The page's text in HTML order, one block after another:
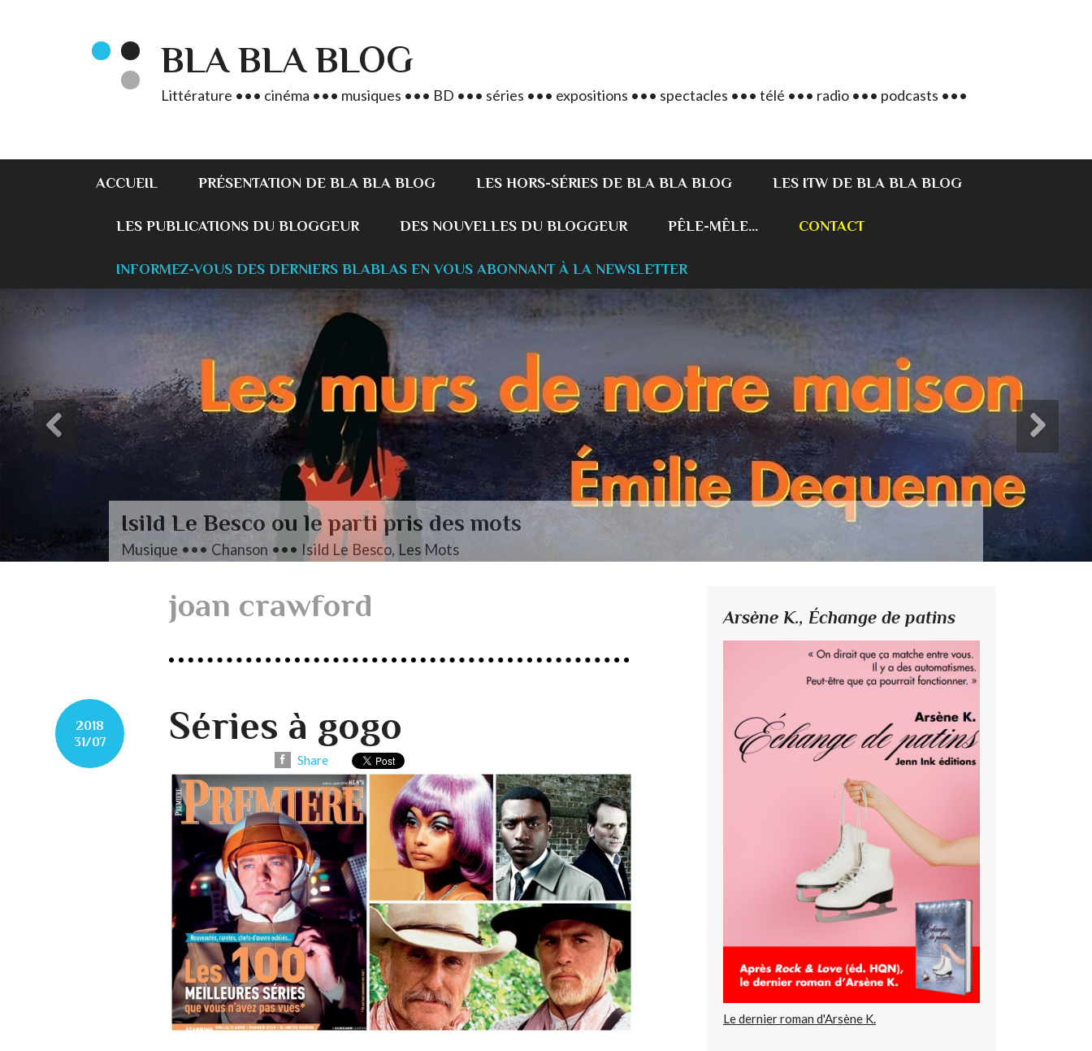
BLA BLA BLOG
Littérature ••• cinéma ••• musiques ••• BD ••• séries ••• expositions ••• spectacles ••• télé ••• radio ••• podcasts •••
ACCUEIL PRÉSENTATION DE BLA BLA BLOG LES HORS-SÉRIES DE BLA BLA BLOG LES ITW DE BLA BLA BLOG
LES PUBLICATIONS DU BLOGGEUR DES NOUVELLES DU BLOGGEUR PÊLE-MÊLE... CONTACT
INFORMEZ-VOUS DES DERNIERS BLABLAS EN VOUS ABONNANT À LA NEWSLETTER
Isild Le Besco ou le parti pris des mots
Musique ••• Chanson ••• Isild Le Besco, Les Mots
joan crawford
2018
31/07
Séries à gogo
Share
Arsène K., Échange de patins
Le dernier roman d'Arsène K.